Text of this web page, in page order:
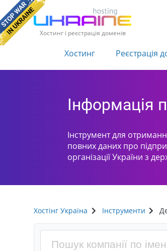
Хостинг і реєстрація доменів
Хостинг Реєстрація
Інформація
Інструмент для
повних даних про
організації України з
Хостінг Україна Інструменти